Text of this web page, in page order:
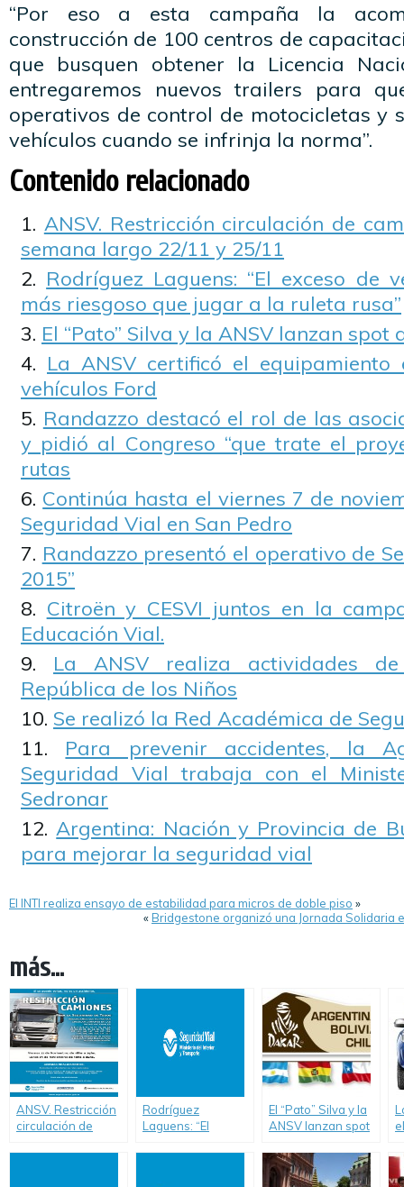
“Por eso a esta campaña la
construcción de 100 centros de
que busquen obtener la Licencia
entregaremos nuevos trailers para
operativos de control de motocicletas y
vehículos cuando se infrinja la norma”.
Contenido relacionado
ANSV. Restricción circulación de
semana largo 22/11 y 25/11
Rodríguez Laguens: “El exceso de
más riesgoso que jugar a la ruleta rusa”
El “Pato” Silva y la ANSV lanzan
La ANSV certificó el
vehículos Ford
Randazzo destacó el rol de las
y pidió al Congreso “que trate el
rutas
Continúa hasta el viernes 7 de
Seguridad Vial en San Pedro
Randazzo presentó el operativo de
2015”
Citroën y CESVI juntos en la
Educación Vial.
La ANSV realiza actividades
República de los Niños
Se realizó la Red Académica de
Para prevenir accidentes, la
Seguridad Vial trabaja con el
Sedronar
Argentina: Nación y Provincia de
para mejorar la seguridad vial
El INTI realiza ensayo de estabilidad para micros de doble piso »
«Bridgestone organizó una Jornada Solidaria
más...
ANSV. Restricción
circulación de
Rodríguez
Laguens: “El
El “Pato” Silva y la
ANSV lanzan spot